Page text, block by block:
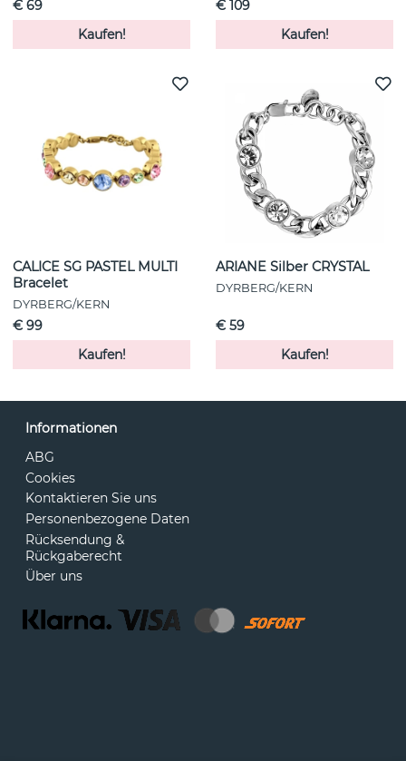
€ 69
Kaufen!
€ 109
Kaufen!
CALICE SG PASTEL MULTI
Bracelet
DYRBERG/KERN
€ 99
Kaufen!
ARIANE Silber CRYSTAL
DYRBERG/KERN
€ 59
Kaufen!
Informationen
ABG
Cookies
Kontaktieren Sie uns
Personenbezogene Daten
Rücksendung &
Rückgaberecht
Über uns